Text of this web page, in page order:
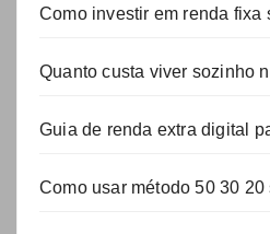
Como investir em renda fixa
Quanto custa viver sozinho
Guia de renda extra digital
Como usar método 50 30 20